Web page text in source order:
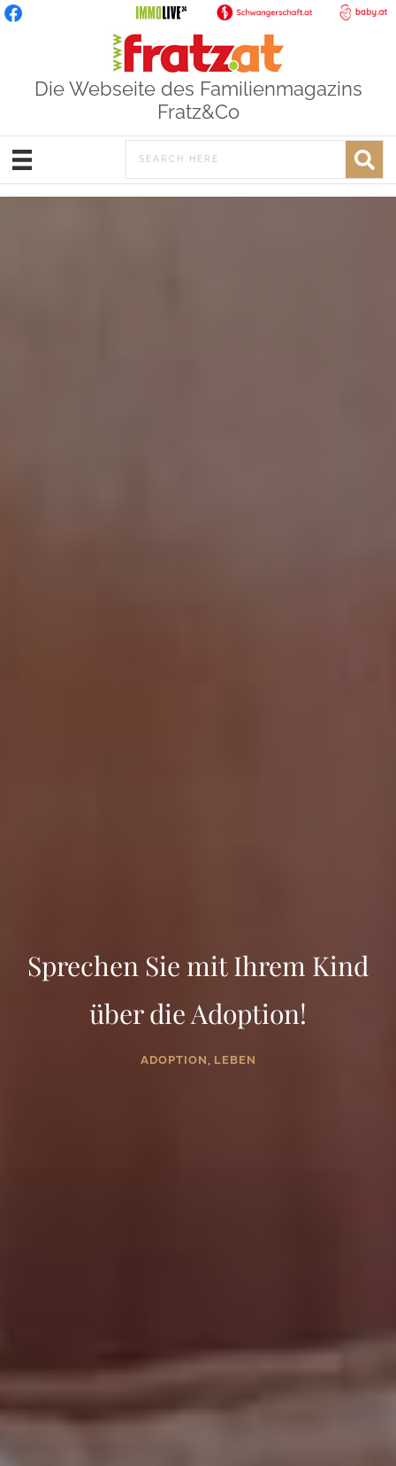
Die Webseite des Familienmagazins
Fratz&Co
Sprechen Sie mit Ihrem Kind
über die Adoption!
ADOPTION LEBEN